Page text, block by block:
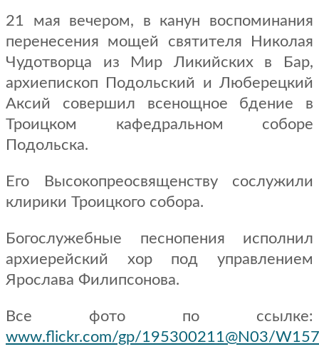
21 мая вечером, в канун воспоминания
перенесения мощей святителя Николая
Чудотворца из Мир Ликийских в Бар,
архиепископ Подольский и Люберецкий
Аксий совершил всенощное бдение в
Троицком кафедральном соборе
Подольска.
Его Высокопреосвященству сослужили
клирики Троицкого собора.
Богослужебные песнопения исполнил
архиерейский хор под управлением
Ярослава Филипсонова.
Все фото по ссылке:
www.flickr.com/gp/195300211@N03/